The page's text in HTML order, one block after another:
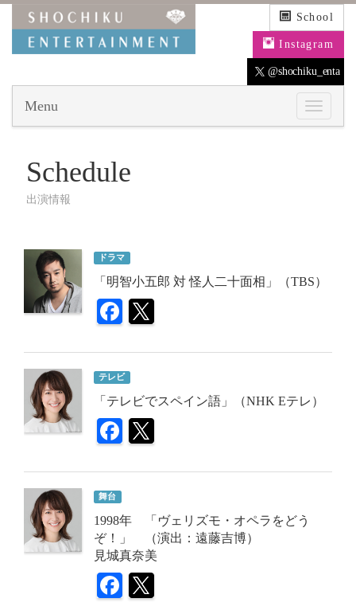
School
Instagram
@shochiku_enta
Menu
Schedule
出演情報
ドラマ
「明智小五郎 対 怪人二十面相」（TBS）
テレビ
「テレビでスペイン語」（NHK Eテレ）
舞台
1998年 「ヴェリズモ・オペラをどう
ぞ！」 （演出：遠藤吉博）
見城真奈美